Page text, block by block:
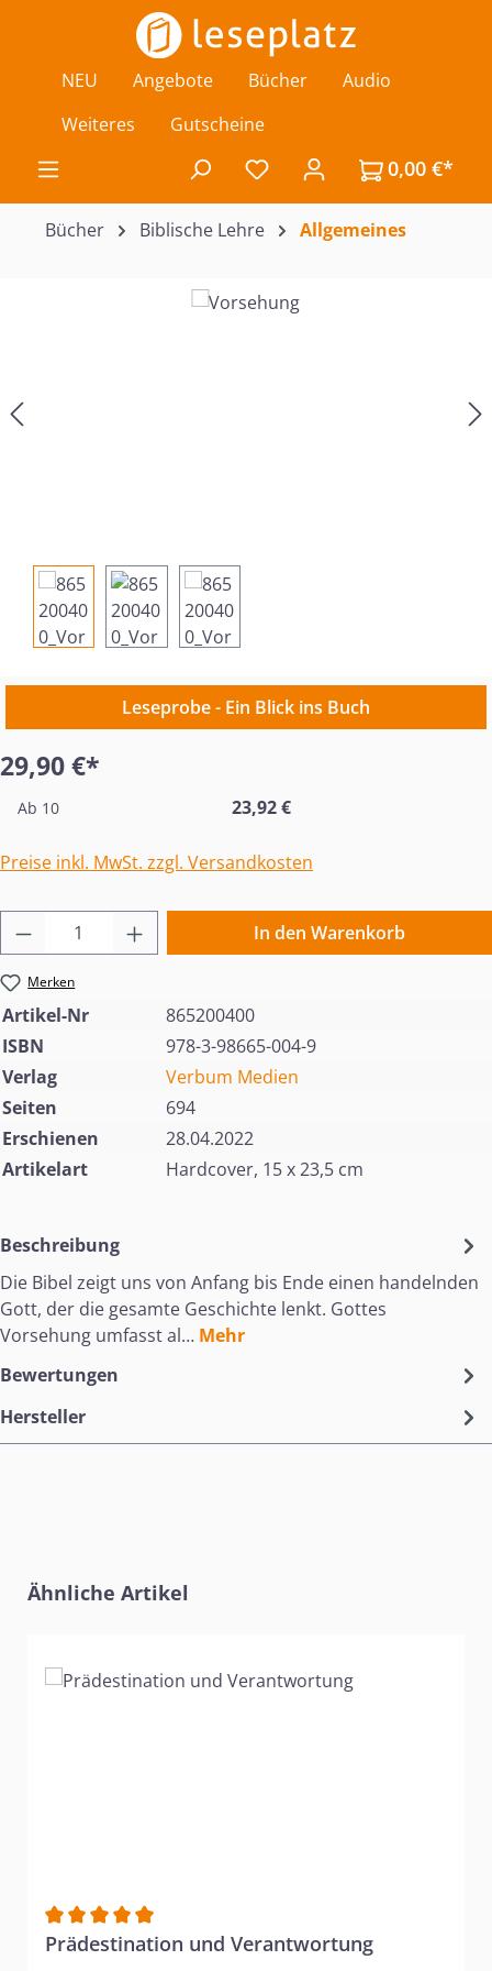
Zum Hauptinhalt springen
NEU Angebote Bücher
Audio
Weiteres
Gutscheine
Du hast 0 Produkte auf
0,00 €*
Bücher Biblische Lehre Allgemeines
Bildergalerie überspringen
Leseprobe - Ein Blick ins Buch
29,90 €*
Ab 10 23,92 €
Preise inkl. MwSt. zzgl. Versandkosten
Produkt Anzahl: Gib den gewünschten
In den Warenkorb
Merken
Artikel-Nr
865200400
ISBN
978-3-98665-004-9
Verlag
Verbum Medien
Seiten
694
Erschienen
28.04.2022
Artikelart
Hardcover, 15 x 23,5 cm
Beschreibung
Die Bibel zeigt uns von Anfang bis Ende einen handelnden
Gott, der die gesamte Geschichte lenkt. Gottes
Vorsehung umfasst al… Mehr
Bewertungen
Hersteller
Produktgalerie überspringen
Ähnliche Artikel
Durchschnittliche Bewertung von 5 von 5 Sternen
Prädestination und Verantwortung